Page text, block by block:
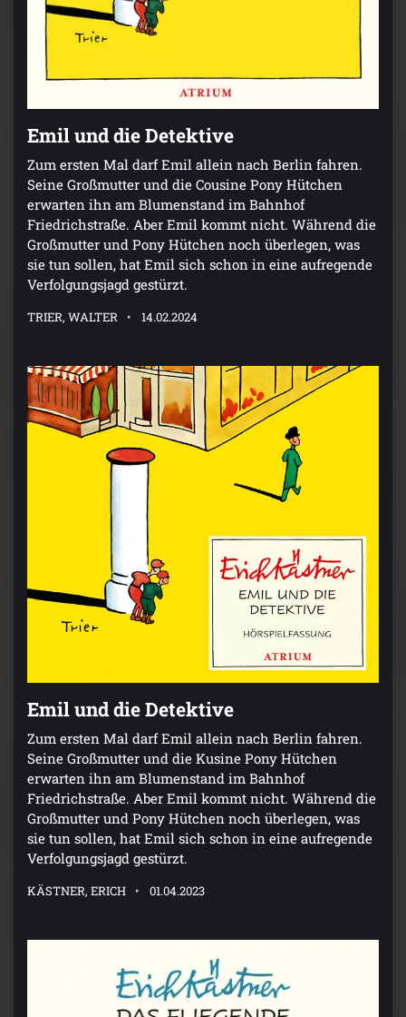
Emil und die Detektive
Zum ersten Mal darf Emil allein nach Berlin fahren.
Seine Großmutter und die Cousine Pony Hütchen
erwarten ihn am Blumenstand im Bahnhof
Friedrichstraße. Aber Emil kommt nicht. Während die
Großmutter und Pony Hütchen noch überlegen, was
sie tun sollen, hat Emil sich schon in eine aufregende
Verfolgungsjagd gestürzt.
TRIER, WALTER 14.02.2024
Emil und die Detektive
Zum ersten Mal darf Emil allein nach Berlin fahren.
Seine Großmutter und die Kusine Pony Hütchen
erwarten ihn am Blumenstand im Bahnhof
Friedrichstraße. Aber Emil kommt nicht. Während die
Großmutter und Pony Hütchen noch überlegen, was
sie tun sollen, hat Emil sich schon in eine aufregende
Verfolgungsjagd gestürzt.
KÄSTNER, ERICH 01.04.2023